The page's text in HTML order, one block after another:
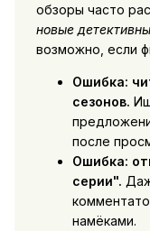
обзоры часто
новые
возможно, если
Ошибка:
сезонов.
после
Ошибка:
серии".
намёками.